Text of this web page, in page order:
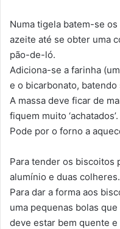
Numa tigela batem-se
azeite até se obter uma
pão-de-ló.
Adiciona-se a farinha
e o bicarbonato,
A massa deve ficar de
fiquem muito ‘achatados’.
Pode por o forno a
Para tender os biscoitos
alumínio e duas colheres.
Para dar a forma aos
uma pequenas bolas
deve estar bem quente